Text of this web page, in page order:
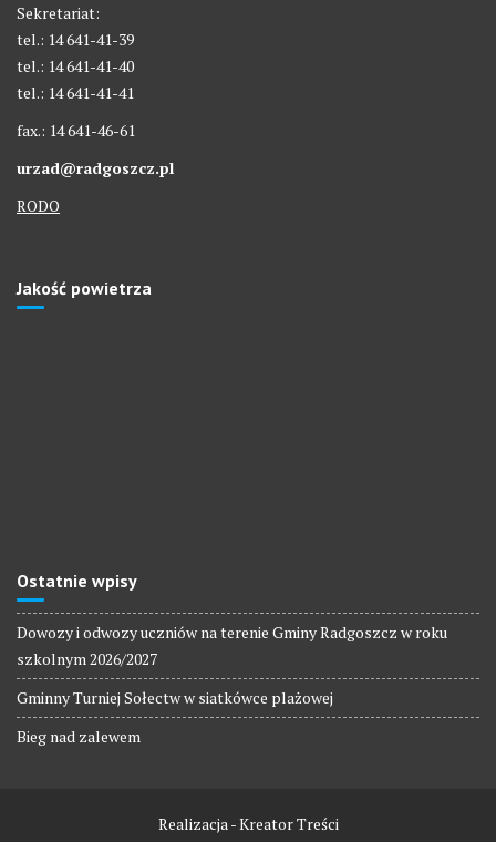
Sekretariat:
tel.: 14 641-41-39
tel.: 14 641-41-40
tel.: 14 641-41-41
fax.: 14 641-46-61
urzad@radgoszcz.pl
RODO
Jakość powietrza
Ostatnie wpisy
Dowozy i odwozy uczniów na terenie Gminy Radgoszcz w roku
szkolnym 2026/2027
Gminny Turniej Sołectw w siatkówce plażowej
Bieg nad zalewem
Realizacja - Kreator Treści